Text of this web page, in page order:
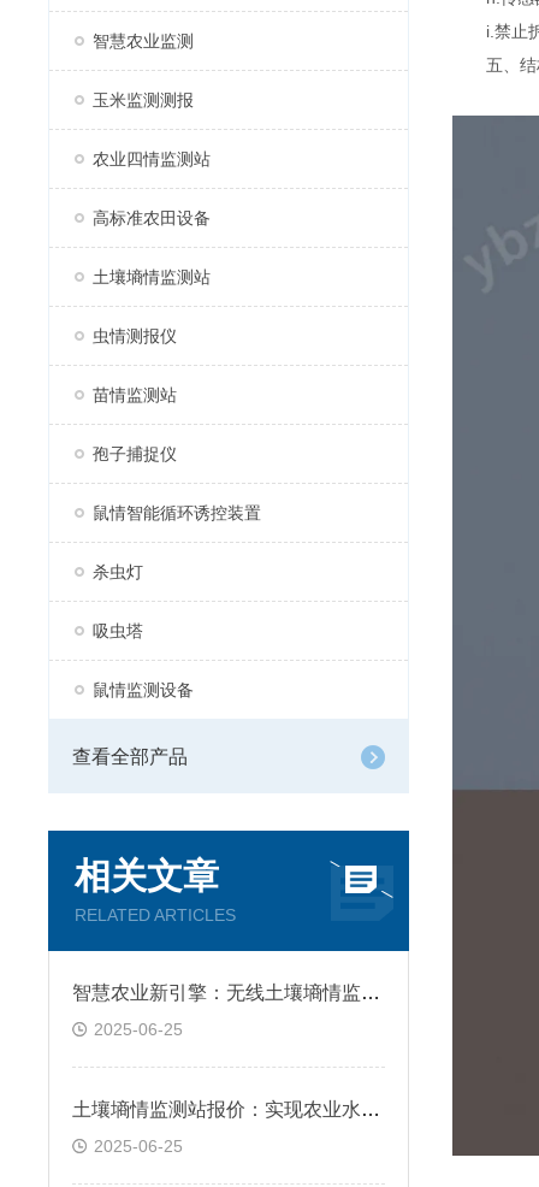
智慧农业监测
玉米监测测报
农业四情监测站
高标准农田设备
土壤墒情监测站
虫情测报仪
苗情监测站
孢子捕捉仪
鼠情智能循环诱控装置
杀虫灯
吸虫塔
鼠情监测设备
查看全部产品
相关文章
RELATED ARTICLES
智慧农业新引擎：无线土壤墒情监测站
2025-06-25
土壤墒情监测站报价：实现农业水资源高效利用
2025-06-25
i.禁止拆
五、结